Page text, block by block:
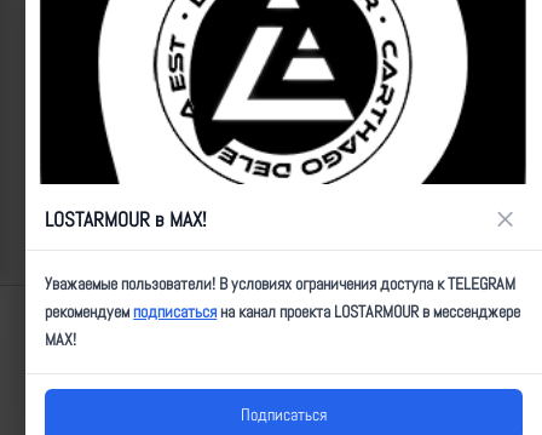
Операторы Центра "Рубикон" бьют по целям ВСУ на
Краснолиманском направлении
Lostarmour | Carthago Delenda Est | 2014-2026
LOSTARMOUR в MAX! ×
Уважаемые пользователи! В условиях ограничения доступа к TELEGRAM
рекомендуемподписатьсяна канал проекта LOSTARMOUR в мессенджере
MAX!
Подписаться